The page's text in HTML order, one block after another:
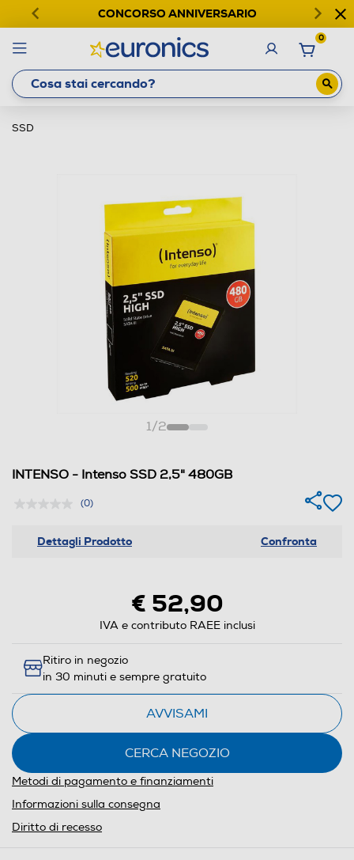
CONCORSO ANNIVERSARIO
0
SSD
1/2
INTENSO - Intenso SSD 2,5" 480GB
(0)
Dettagli Prodotto Confronta
€ 52,90
IVA e contributo RAEE inclusi
Ritiro in negozio
in 30 minuti e sempre gratuito
AVVISAMI
CERCA NEGOZIO
Metodi di pagamento e finanziamenti
Informazioni sulla consegna
Diritto di recesso